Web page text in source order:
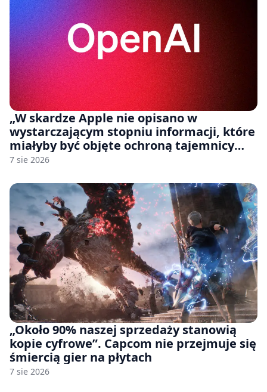
„W skardze Apple nie opisano w
wystarczającym stopniu informacji, które
miałyby być objęte ochroną tajemnicy
handlowej”. OpenAI żąda odrzucenia
7 sie 2026
„Około 90% naszej sprzedaży stanowią
kopie cyfrowe”. Capcom nie przejmuje się
śmiercią gier na płytach
7 sie 2026